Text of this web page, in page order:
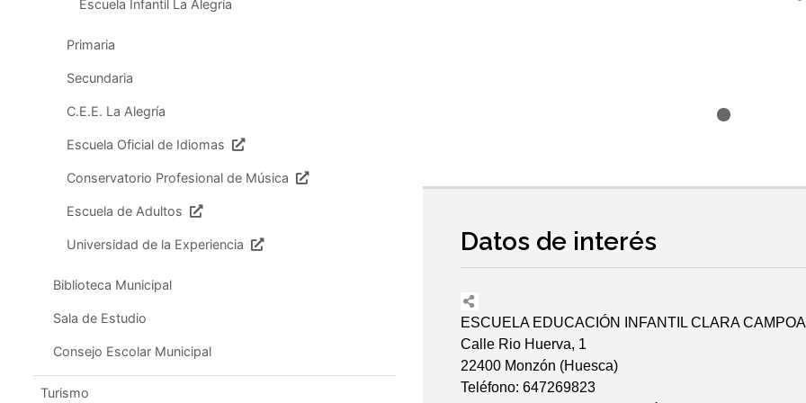
Escuela Infantil La Alegría
Primaria
Secundaria
C.E.E. La Alegría
Escuela Oficial de Idiomas
Conservatorio Profesional de Música
Escuela de Adultos
Universidad de la Experiencia
Biblioteca Municipal
Sala de Estudio
Consejo Escolar Municipal
Turismo
Datos de interés
ESCUELA EDUCACIÓN INFANTIL CLARA
Calle Rio Huerva, 1
22400 Monzón (Huesca)
Teléfono: 647269823